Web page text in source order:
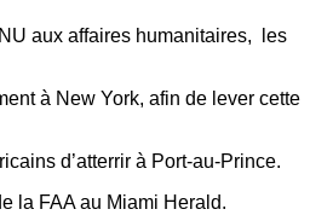
aux affaires humanitaires, les
à New York, afin de lever cette
d’atterrir à Port-au-Prince.
la FAA au Miami Herald.